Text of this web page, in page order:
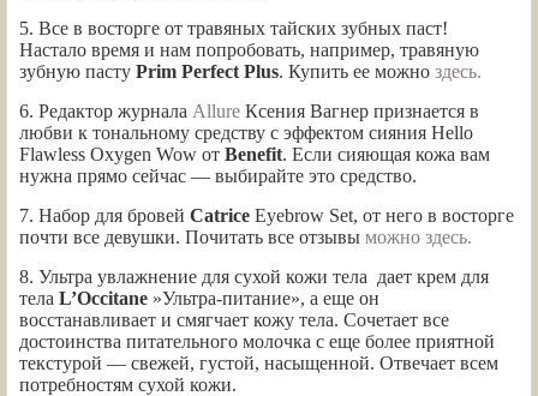
5. Все в восторге от травяных тайских зубных паст!
Настало время и нам попробовать, например, травяную
зубную пасту Prim Perfect Plus. Купить ее можно здесь.
6. Редактор журнала Allure Ксения Вагнер признается в
любви к тональному средству с эффектом сияния Hello
Flawless Oxygen Wow от Benefit. Если сияющая кожа вам
нужна прямо сейчас — выбирайте это средство.
7. Набор для бровей Catrice Eyebrow Set, от него в восторге
почти все девушки. Почитать все отзывы можно здесь.
8. Ультра увлажнение для сухой кожи тела дает крем для
тела L’Occitane »Ультра-питание», а еще он
восстанавливает и смягчает кожу тела. Сочетает все
достоинства питательного молочка с еще более приятной
текстурой — свежей, густой, насыщенной. Отвечает всем
потребностям сухой кожи.